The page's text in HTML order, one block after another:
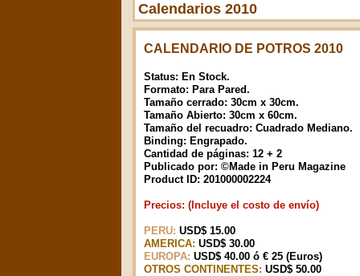
Calendarios 2010
CALENDARIO DE POTROS 2010
Status: En Stock.
Formato: Para Pared.
Tamaño cerrado: 30cm x 30cm.
Tamaño Abierto: 30cm x 60cm.
Tamaño del recuadro: Cuadrado Mediano.
Binding: Engrapado.
Cantidad de páginas: 12 + 2
Publicado por: ©Made in Peru Magazine
Product ID: 201000002224
Precios: (Incluye el costo de envío)
PERU: USD$ 15.00
AMERICA: USD$ 30.00
EUROPA: USD$ 40.00 ó € 25 (Euros)
OTROS CONTINENTES: USD$ 50.00